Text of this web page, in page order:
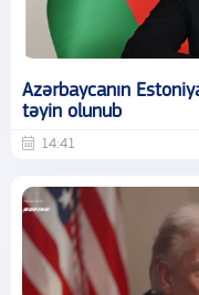
Azərbaycanın
təyin olunub
14:41